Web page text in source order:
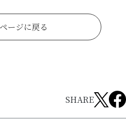
ージに戻る
SHARE